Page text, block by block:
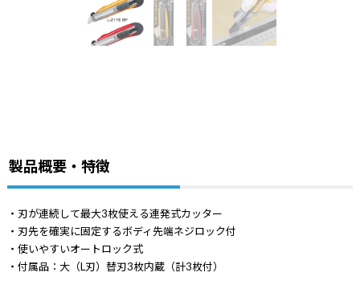
製品概要・特徴
・刃が連続して最大3枚使える連発式カッター
・刃先を確実に固定するボディ先端ネジロック付
・使いやすいオートロック式
・付属品：大（L刃）替刃3枚内蔵（計3枚付）